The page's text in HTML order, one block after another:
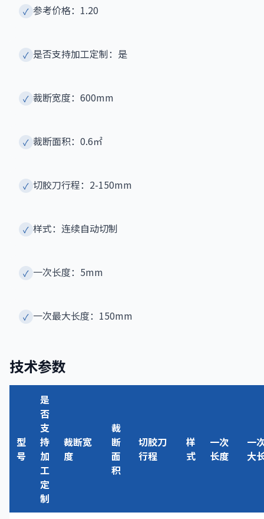
✓ 参考价格：1.20
✓ 是否支持加工定制：是
✓ 裁断宽度：600mm
✓ 裁断面积：0.6㎡
✓ 切胶刀行程：2-150mm
✓ 样式：连续自动切制
✓ 一次长度：5mm
✓ 一次最大长度：150mm
技术参数
型
号
是
否
支
持
加
工
定
制
裁断宽
度
裁
断
面
积
切胶刀
行程
样
式
一次
长度
一
大